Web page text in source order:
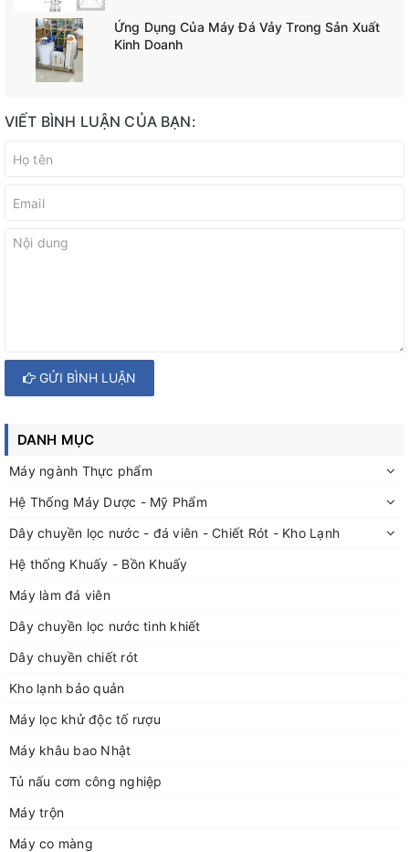
Ứng Dụng Của Máy Đá Vảy Trong Sản Xuất
Kinh Doanh
VIẾT BÌNH LUẬN CỦA BẠN:
GỬI BÌNH LUẬN
DANH MỤC
Máy ngành Thực phẩm
Hệ Thống Máy Dược - Mỹ Phẩm
Dây chuyền lọc nước - đá viên - Chiết Rót - Kho Lạnh
Hệ thống Khuấy - Bồn Khuấy
Máy làm đá viên
Dây chuyền lọc nước tinh khiết
Dây chuyền chiết rót
Kho lạnh bảo quản
Máy lọc khử độc tố rượu
Máy khâu bao Nhật
Tủ nấu cơm công nghiệp
Máy trộn
Máy co màng